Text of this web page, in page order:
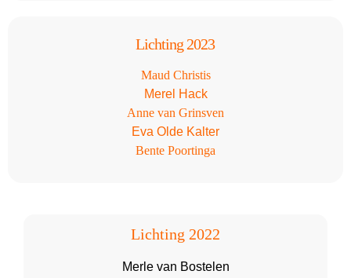
Lichting 2023
Maud Christis
Merel Hack
Anne van Grinsven
Eva Olde Kalter
Bente Poortinga
Lichting 2022
Merle van Bostelen